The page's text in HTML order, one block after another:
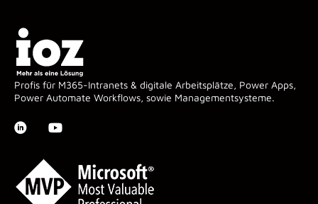
Profis für M365-Intranets & digitale Arbeitsplätze, Power Apps,
Power Automate Workflows, sowie Managementsysteme.